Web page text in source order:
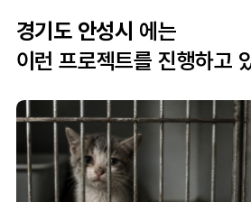
입양을 망설이게 되는 이유
유기묘 입양, 한 번쯤 고민해보셨을 겁
하지만 막상 시작하려 하면 쉽게 발
경기도 안성시 에는
이런 프로젝트를 진행하고